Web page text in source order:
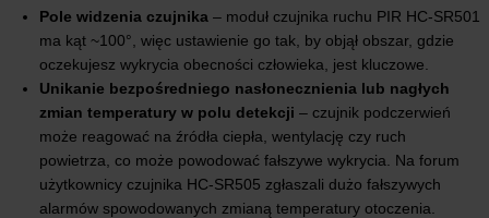
Pole widzenia czujnika – moduł czujnika ruchu PIR HC-SR501
ma kąt ~100°, więc ustawienie go tak, by objął obszar, gdzie
oczekujesz wykrycia obecności człowieka, jest kluczowe.
Unikanie bezpośredniego nasłonecznienia lub nagłych
zmian temperatury w polu detekcji – czujnik podczerwień
może reagować na źródła ciepła, wentylację czy ruch
powietrza, co może powodować fałszywe wykrycia. Na forum
użytkownicy czujnika HC-SR505 zgłaszali dużo fałszywych
alarmów spowodowanych zmianą temperatury otoczenia.